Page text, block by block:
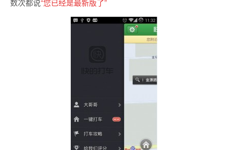
数次都说“您已经是最新版了”